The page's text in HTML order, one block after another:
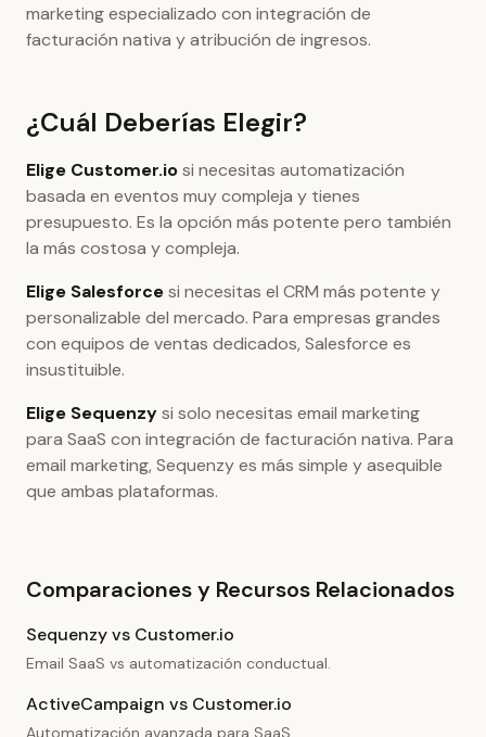
marketing especializado con integración de
facturación nativa y atribución de ingresos.
¿Cuál Deberías Elegir?
Elige Customer.iosi necesitas automatización
basada en eventos muy compleja y tienes
presupuesto. Es la opción más potente pero también
la más costosa y compleja.
Elige Salesforcesi necesitas el CRM más potente y
personalizable del mercado. Para empresas grandes
con equipos de ventas dedicados, Salesforce es
insustituible.
Elige Sequenzysi solo necesitas email marketing
para SaaS con integración de facturación nativa. Para
email marketing, Sequenzy es más simple y asequible
que ambas plataformas.
Comparaciones y Recursos Relacionados
Sequenzy vs Customer.io
Email SaaS vs automatización conductual.
ActiveCampaign vs Customer.io
Automatización avanzada para SaaS.